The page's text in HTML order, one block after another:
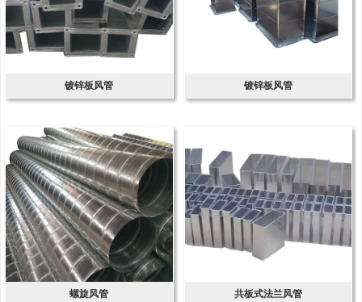
镀锌板风管 镀锌板风管
螺旋风管 共板式法兰风管